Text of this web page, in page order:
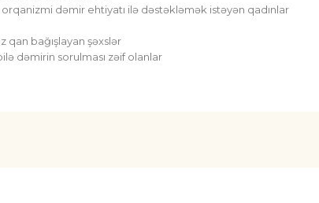
dəmir ehtiyatı ilə dəstəkləmək istəyən qadınlar
qan bağışlayan şəxslər
dəmirin sorulması zəif olanlar